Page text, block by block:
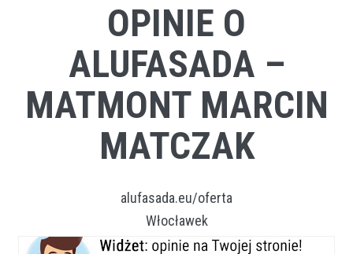
OPINIE O
ALUFASADA –
MATMONT MARCIN
MATCZAK
alufasada.eu/oferta
Włocławek